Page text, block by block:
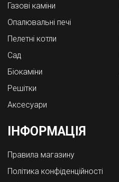
Газові каміни
Опалювальні печі
Пелетні котли
Cад
Біокаміни
Решітки
Аксесуари
ІНФОРМАЦІЯ
Правила магазину
Політика конфіденційності